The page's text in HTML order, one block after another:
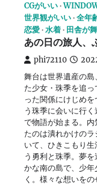
CGがいい
世界観がいい 全年
恋愛 水着 田舎が
あの日の旅人、
phi72110
舞台は世界遺産の
た少女・珠季を追
った関係にけじめ
う珠季に会いに行
で物語が始まる。
たのは潰れかけの
いて、ひきこもり
う勇利と珠季。夢
かな南の島で、少
く。様々な想いを